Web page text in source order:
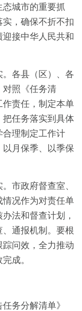
城市的重要抓
，确保不折不扣
接中华人民共和
各县（区）、各
对照《任务清
责任，制定本单
任务落实到具体
理制定工作计
月保季、以季保
市政府督查室、
况作为对责任单
法和督查计划，
通报机制。要根
问效，全力推动
成。
务分解清单》